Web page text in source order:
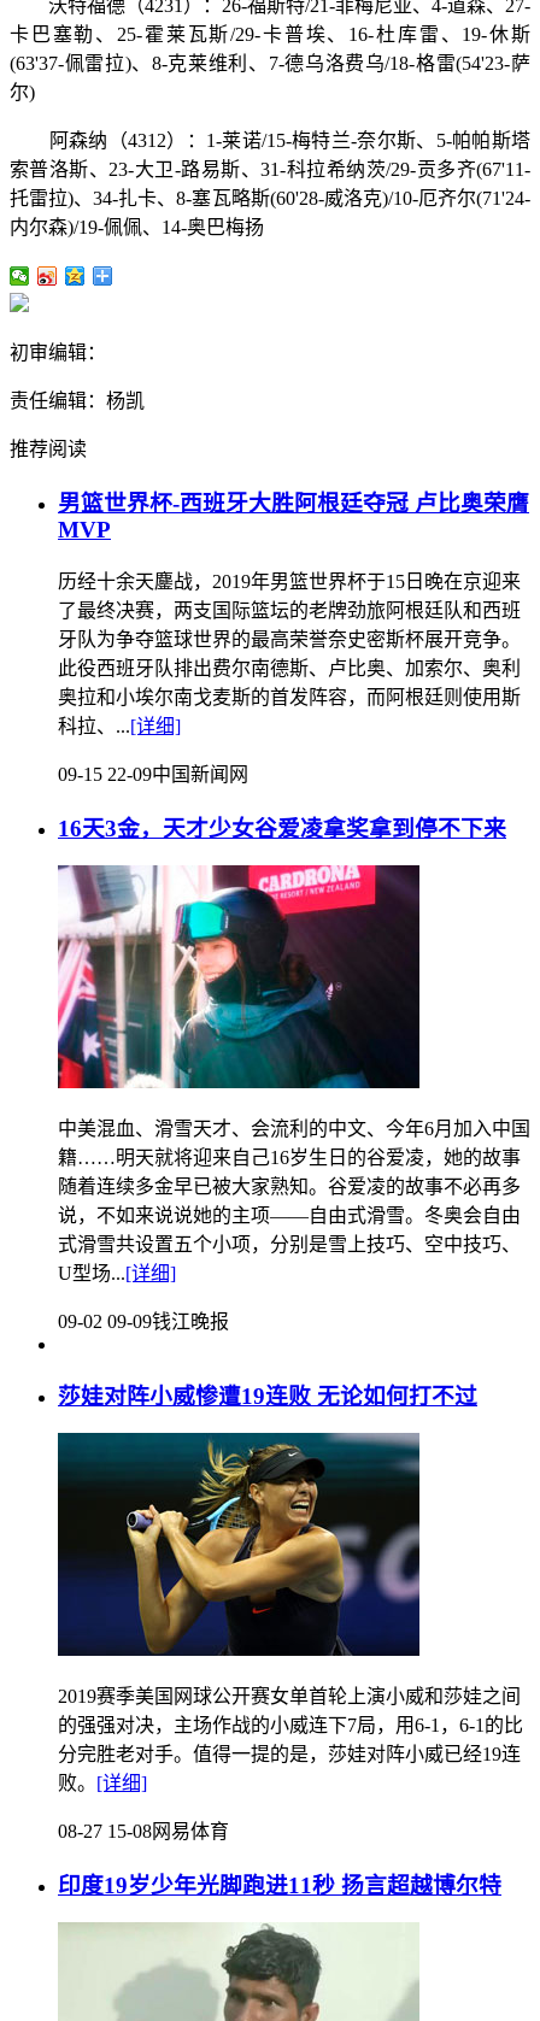
沃特福德（4231）：26-福斯特/21-菲梅尼亚、4-道森、27-
卡巴塞勒、25-霍莱瓦斯/29-卡普埃、16-杜库雷、19-休斯
(63'37-佩雷拉)、8-克莱维利、7-德乌洛费乌/18-格雷(54'23-萨
尔)
阿森纳（4312）：1-莱诺/15-梅特兰-奈尔斯、5-帕帕斯塔
索普洛斯、23-大卫-路易斯、31-科拉希纳茨/29-贡多齐(67'11-
托雷拉)、34-扎卡、8-塞瓦略斯(60'28-威洛克)/10-厄齐尔(71'24-
内尔森)/19-佩佩、14-奥巴梅扬
初审编辑：
责任编辑：杨凯
推荐阅读
男篮世界杯-西班牙大胜阿根廷夺冠 卢比奥荣膺
MVP
历经十余天鏖战，2019年男篮世界杯于15日晚在京迎来
了最终决赛，两支国际篮坛的老牌劲旅阿根廷队和西班
牙队为争夺篮球世界的最高荣誉奈史密斯杯展开竞争。
此役西班牙队排出费尔南德斯、卢比奥、加索尔、奥利
奥拉和小埃尔南戈麦斯的首发阵容，而阿根廷则使用斯
科拉、...[详细]
09-15 22-09中国新闻网
16天3金，天才少女谷爱凌拿奖拿到停不下来
中美混血、滑雪天才、会流利的中文、今年6月加入中国
籍……明天就将迎来自己16岁生日的谷爱凌，她的故事
随着连续多金早已被大家熟知。谷爱凌的故事不必再多
说，不如来说说她的主项——自由式滑雪。冬奥会自由
式滑雪共设置五个小项，分别是雪上技巧、空中技巧、
U型场...[详细]
09-02 09-09钱江晚报
莎娃对阵小威惨遭19连败 无论如何打不过
2019赛季美国网球公开赛女单首轮上演小威和莎娃之间
的强强对决，主场作战的小威连下7局，用6-1，6-1的比
分完胜老对手。值得一提的是，莎娃对阵小威已经19连
败。 [详细]
08-27 15-08网易体育
印度19岁少年光脚跑进11秒 扬言超越博尔特